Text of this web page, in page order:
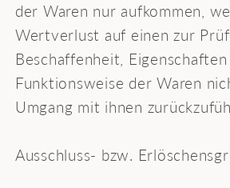
der Waren nur aufkommen,
Wertverlust auf einen zur
Beschaffenheit, Eigenschaften
Funktionsweise der Waren
Umgang mit ihnen
Ausschluss- bzw.